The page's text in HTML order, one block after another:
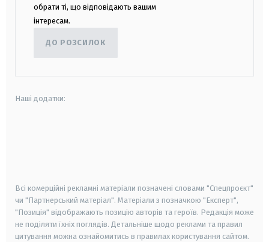
обрати ті, що відповідають вашим
інтересам.
ДО РОЗСИЛОК
Наші додатки:
Всі комерційні рекламні матеріали позначені словами "Спецпроєкт"
чи "Партнерський матеріал". Матеріали з позначкою "Експерт",
"Позиція" відображають позицію авторів та героїв. Редакція може
не поділяти їхніх поглядів. Детальніше щодо реклами та правил
цитування можна ознайомитись в правилах користування сайтом.